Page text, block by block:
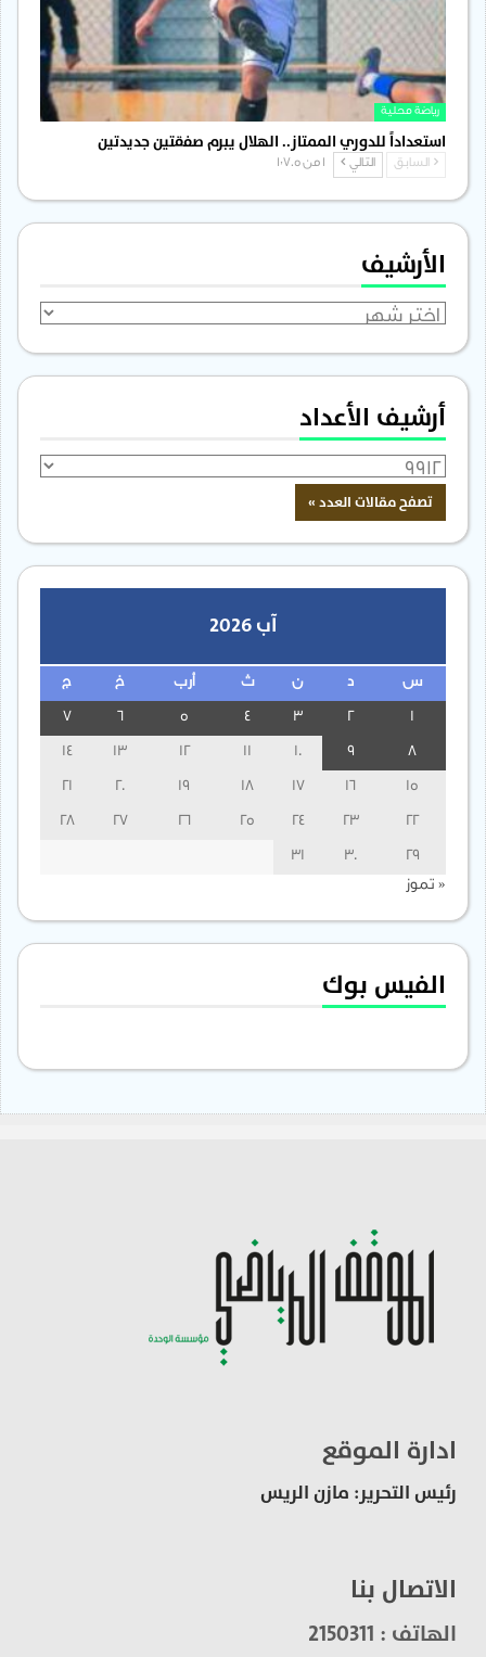
رياضة محلية
استعداداً للدوري الممتاز.. الهلال يبرم صفقتين جديدتين
السابق التالي
الأرشيف
الأرشيف
أرشيف الأعداد
آب 2026
س ن ث أرب خ ج
3
13
14
15
16
17
18
19
20
21
22
23
24
25
26
27
28
29
30
31
« تموز
الفيس بوك
ادارة الموقع
رئيس التحرير: مازن الريس
الاتصال بنا
الهاتف : 2150311